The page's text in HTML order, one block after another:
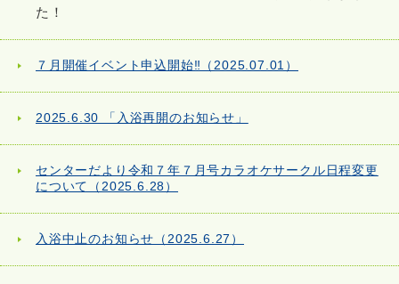
た！
７月開催イベント申込開始‼（2025.07.01）
2025.6.30 「入浴再開のお知らせ」
センターだより令和７年７月号カラオケサークル日程変更
について（2025.6.28）
入浴中止のお知らせ（2025.6.27）